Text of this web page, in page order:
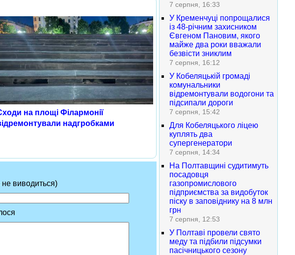
на площі Філармонії
надгробками
виводиться)
7 серпня, 16:33
У Кременчуці попрощалися
із 48-річним захисником
Євгеном Пановим, якого
майже два роки вважали
безвісти зниклим
7 серпня, 16:12
У Кобеляцькій громаді
комунальники
відремонтували водогони та
підсипали дороги
7 серпня, 15:42
Для Кобеляцького ліцею
куплять два
супергенератори
7 серпня, 14:34
На Полтавщині судитимуть
посадовця
газопромислового
підприємства за видобуток
піску в заповіднику на 8 млн
грн
7 серпня, 12:53
У Полтаві провели свято
меду та підбили підсумки
пасічницького сезону